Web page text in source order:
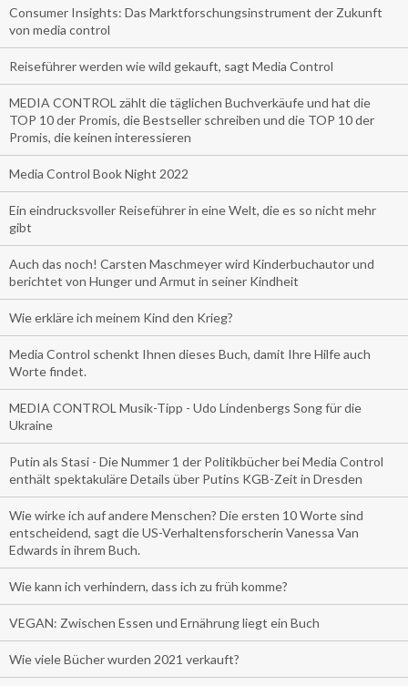
Consumer Insights: Das Marktforschungsinstrument der Zukunft
von media control
Reiseführer werden wie wild gekauft, sagt Media Control
MEDIA CONTROL zählt die täglichen Buchverkäufe und hat die
TOP 10 der Promis, die Bestseller schreiben und die TOP 10 der
Promis, die keinen interessieren
Media Control Book Night 2022
Ein eindrucksvoller Reiseführer in eine Welt, die es so nicht mehr
gibt
Auch das noch! Carsten Maschmeyer wird Kinderbuchautor und
berichtet von Hunger und Armut in seiner Kindheit
Wie erkläre ich meinem Kind den Krieg?
Media Control schenkt Ihnen dieses Buch, damit Ihre Hilfe auch
Worte findet.
MEDIA CONTROL Musik-Tipp - Udo Lindenbergs Song für die
Ukraine
Putin als Stasi - Die Nummer 1 der Politikbücher bei Media Control
enthält spektakuläre Details über Putins KGB-Zeit in Dresden
Wie wirke ich auf andere Menschen? Die ersten 10 Worte sind
entscheidend, sagt die US-Verhaltensforscherin Vanessa Van
Edwards in ihrem Buch.
Wie kann ich verhindern, dass ich zu früh komme?
VEGAN: Zwischen Essen und Ernährung liegt ein Buch
Wie viele Bücher wurden 2021 verkauft?